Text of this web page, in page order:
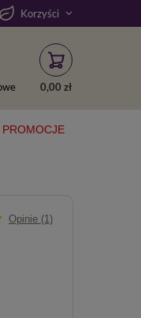
Korzyści
0,00 zł
PROMOCJE
Opinie (1)